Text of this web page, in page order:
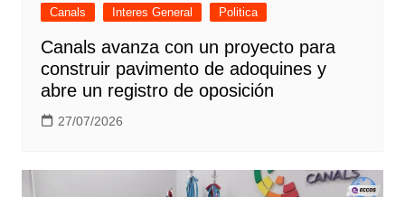
Canals Interes General Politica
Canals avanza con un proyecto para
construir pavimento de adoquines y
abre un registro de oposición
27/07/2026